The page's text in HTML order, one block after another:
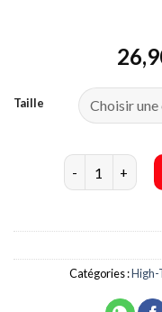
Taille
quantité de
Catégories :High-